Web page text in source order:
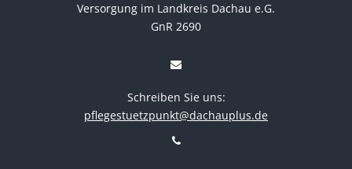
Versorgung im Landkreis Dachau e.G.
GnR 2690
Schreiben Sie uns:
pflegestuetzpunkt@dachauplus.de